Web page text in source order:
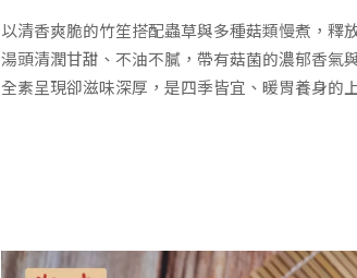
以清香爽脆的竹笙搭配蟲草與多種菇類慢煮，釋
湯頭清潤甘甜、不油不膩，帶有菇菌的濃郁香氣
全素呈現卻滋味深厚，是四季皆宜、暖胃養身的